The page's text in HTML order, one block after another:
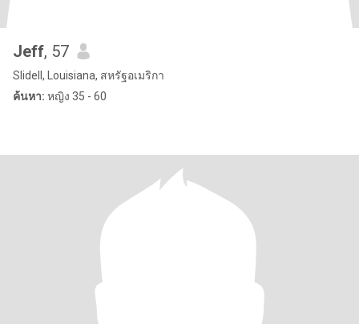
Jeff, 57
Slidell, Louisiana, สหรัฐอเมริกา
ค้นหา: หญิง 35 - 60